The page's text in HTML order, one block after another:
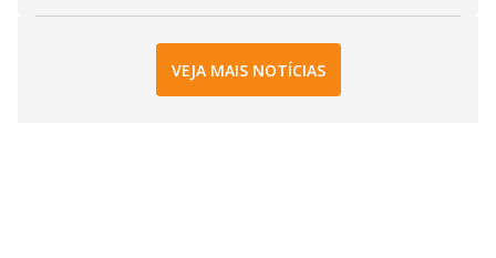
VEJA MAIS NOTÍCIAS